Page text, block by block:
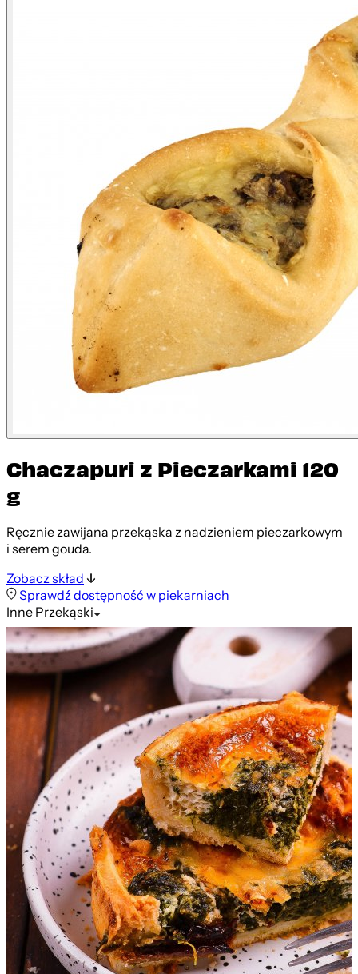
Chaczapuri z Pieczarkami 120
g
Ręcznie zawijana przekąska z nadzieniem pieczarkowym
i serem gouda.
Zobacz skład
Sprawdź dostępność w piekarniach
InnePrzekąski